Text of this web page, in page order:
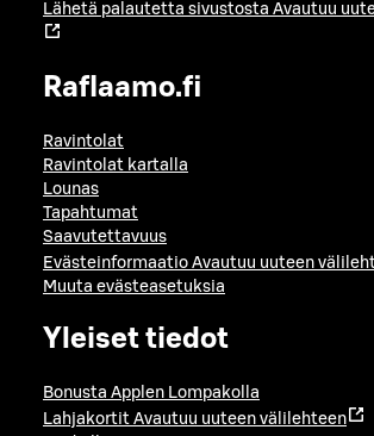
Lähetä palautetta sivustosta Avautuu
Raflaamo.fi
Ravintolat
Ravintolat kartalla
Lounas
Tapahtumat
Saavutettavuus
Evästeinformaatio Avautuu uuteen
Muuta evästeasetuksia
Yleiset tiedot
Bonusta Applen Lompakolla
Lahjakortit Avautuu uuteen välilehteen